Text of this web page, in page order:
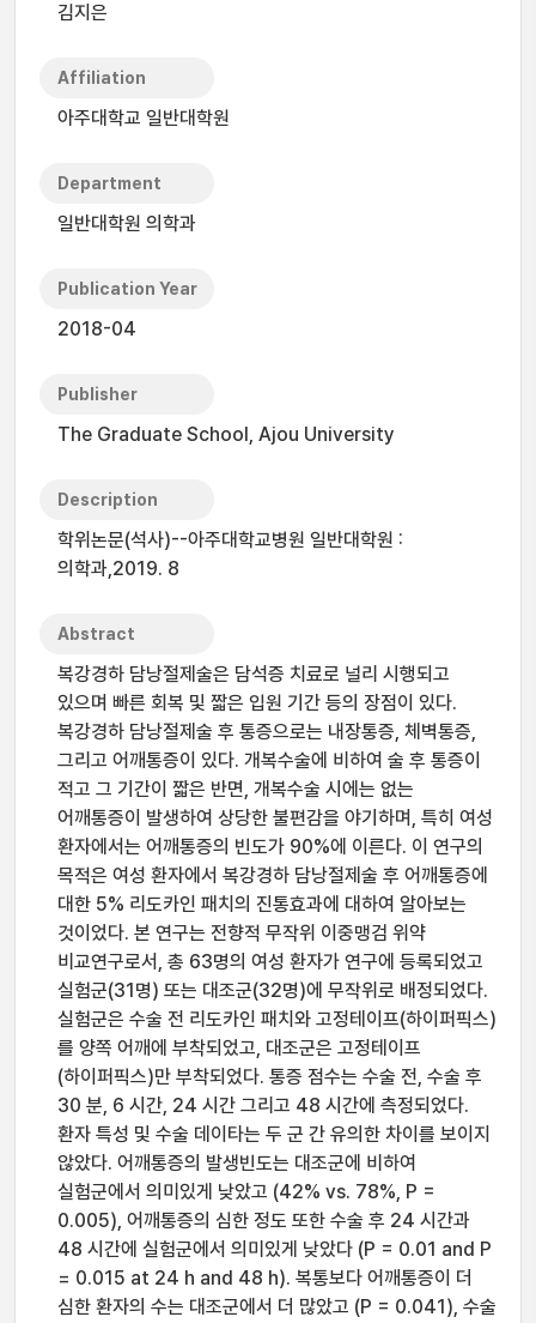
김지은
Affiliation
아주대학교 일반대학원
Department
일반대학원 의학과
Publication Year
2018-04
Publisher
The Graduate School, Ajou University
Description
학위논문(석사)--아주대학교병원 일반대학원 :
의학과,2019. 8
Abstract
복강경하 담낭절제술은 담석증 치료로 널리 시행되고
있으며 빠른 회복 및 짧은 입원 기간 등의 장점이 있다.
복강경하 담낭절제술 후 통증으로는 내장통증, 체벽통증,
그리고 어깨통증이 있다. 개복수술에 비하여 술 후 통증이
적고 그 기간이 짧은 반면, 개복수술 시에는 없는
어깨통증이 발생하여 상당한 불편감을 야기하며, 특히 여성
환자에서는 어깨통증의 빈도가 90%에 이른다. 이 연구의
목적은 여성 환자에서 복강경하 담낭절제술 후 어깨통증에
대한 5% 리도카인 패치의 진통효과에 대하여 알아보는
것이었다. 본 연구는 전향적 무작위 이중맹검 위약
비교연구로서, 총 63명의 여성 환자가 연구에 등록되었고
실험군(31명) 또는 대조군(32명)에 무작위로 배정되었다.
실험군은 수술 전 리도카인 패치와 고정테이프(하이퍼픽스)
를 양쪽 어깨에 부착되었고, 대조군은 고정테이프
(하이퍼픽스)만 부착되었다. 통증 점수는 수술 전, 수술 후
30 분, 6 시간, 24 시간 그리고 48 시간에 측정되었다.
환자 특성 및 수술 데이타는 두 군 간 유의한 차이를 보이지
않았다. 어깨통증의 발생빈도는 대조군에 비하여
실험군에서 의미있게 낮았고 (42% vs. 78%, P =
0.005), 어깨통증의 심한 정도 또한 수술 후 24 시간과
48 시간에 실험군에서 의미있게 낮았다 (P = 0.01 and P
= 0.015 at 24 h and 48 h). 복통보다 어깨통증이 더
심한 환자의 수는 대조군에서 더 많았고 (P = 0.041), 수술